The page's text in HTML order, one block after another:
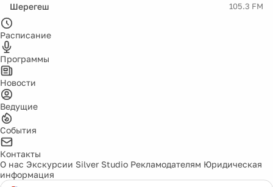
Шерегеш 105.3 FM
Расписание
Программы
Новости
Ведущие
События
Контакты
О нас Экскурсии Silver Studio Рекламодателям Юридическая
информация